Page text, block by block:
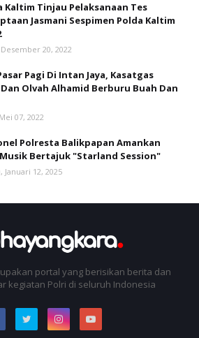
Kaltim Tinjau Pelaksanaan Tes
Jasmani Sespimen Polda Kaltim
Desember 20, 2022
Pagi Di Intan Jaya, Kasatgas
Olvah Alhamid Berburu Buah Dan
07, 2022
Polresta Balikpapan Amankan
Bertajuk "Starland Session"
Januari 12, 2025
portal yang berisikan berita dan
kegiatan Polri di seluruh Indonesia